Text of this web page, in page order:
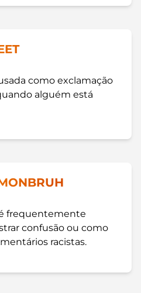
como exclamação
alguém está
frequentemente
confusão ou como
racistas.